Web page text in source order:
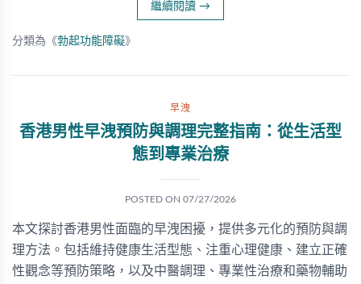
繼續閱讀 →
分類為《勃起功能障礙》
早洩
香港男性早洩預防與調理完整指南：從生活型
態到專業治療
POSTED ON 07/27/2026
本文探討香港男性面臨的早洩困擾，提供多元化的預防與調
理方法。包括維持健康生活型態、注重心理健康、建立正確
性觀念等預防策略，以及中醫調理、專業性治療和藥物輔助